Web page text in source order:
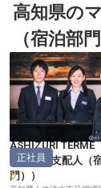
高知県の
（宿泊部
ASHIZURI TERME
ジャー・支配人（
門）
）
正社員